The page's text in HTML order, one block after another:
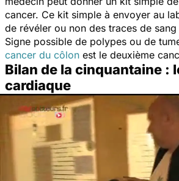
cancer. Ce kit simple à envoyer au
de révéler ou non des traces de sang
Signe possible de polypes ou de
cancer du côlon est le deuxième
Bilan de la cinquantaine :
cardiaque